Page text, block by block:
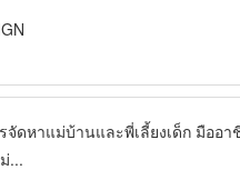
จัดหาแม่บ้านและพี่เลี้ยงเด็ก มืออา
...